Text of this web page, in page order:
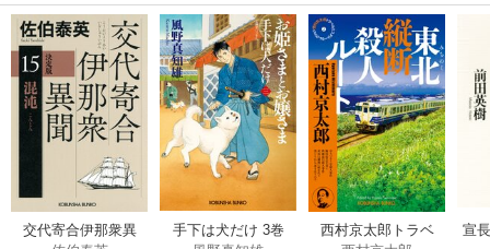
交代寄合伊那衆異
手下は犬だけ 3巻
西村京太郎トラベ
宣